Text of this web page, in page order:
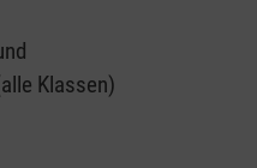
Klassen)